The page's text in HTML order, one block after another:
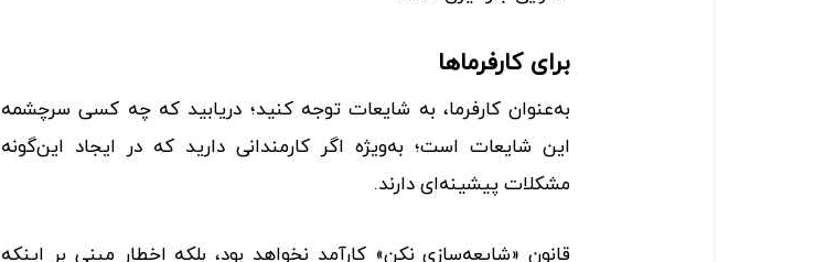
برای کارفرماها
به‌عنوان کارفرما، به شایعات توجه کنید؛ دریابید که چه کسی سرچشمه
این شایعات است؛ به‌ویژه اگر کارمندانی دارید که در ایجاد این‌گونه
مشکلات پیشینه‌ای دارند.
قانون «شایعه‌سازی نکن» کارآمد نخواهد بود، بلکه اخطار مبنی بر اینکه